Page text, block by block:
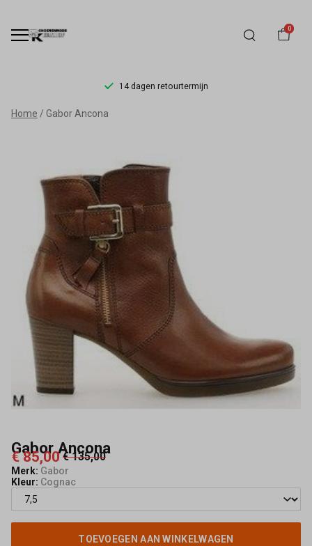
0
14 dagen retourtermijn
Gabor
Schoenmode
Kerkhof
Home Gabor Ancona
Gabor Ancona
€ 85,00 € 135,00
Merk: Gabor
Kleur: Cognac
TOEVOEGEN AAN WINKELWAGEN